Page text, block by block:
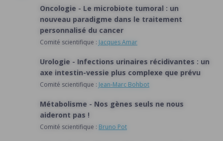
Oncologie - Le microbiote tumoral : un
nouveau paradigme dans le traitement
personnalisé du cancer
Comité scientifique : Jacques Amar
Urologie - Infections urinaires récidivantes : un
axe intestin-vessie plus complexe que prévu
Comité scientifique : Jean-Marc Bohbot
Métabolisme - Nos gènes seuls ne nous
aideront pas !
Comité scientifique : Bruno Pot